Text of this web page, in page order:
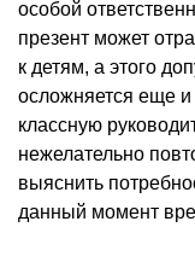
особой
презент может
к детям, а этого
осложняется еще и
классную
нежелательно
выяснить
данный момент